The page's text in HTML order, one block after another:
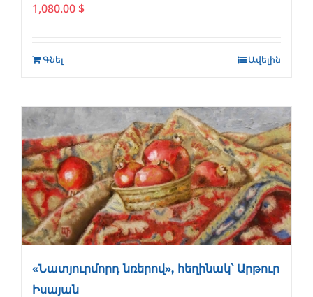
1,080.00 $
Գնել Ավելին
«Նատյուրմորդ նռերով», հեղինակ՝ Արթուր
Իսայան